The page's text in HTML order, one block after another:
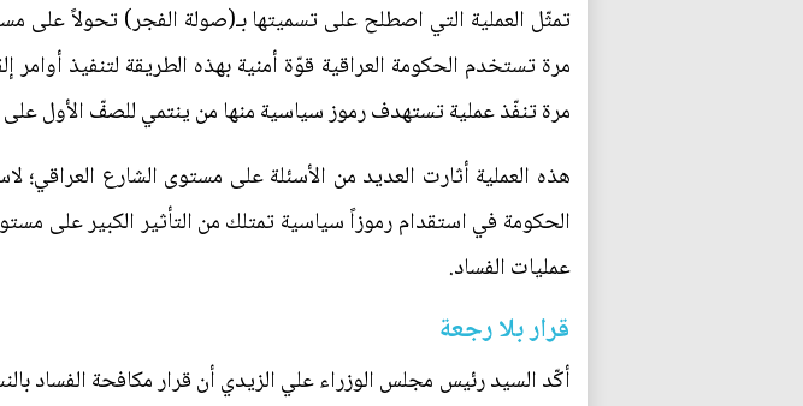
تمثّل العملية التي اصطلح على تسميتها بـ(صولة الفجر) تحولاً على
مرة تستخدم الحكومة العراقية قوّة أمنية بهذه الطريقة لتنفيذ أوامر
مرة تنفّذ عملية تستهدف رموز سياسية منها من ينتمي للصفّ الأول
هذه العملية أثارت العديد من الأسئلة على مستوى الشارع
الحكومة في استقدام رموزاً سياسية تمتلك من التأثير الكبير على
عمليات الفساد.
قرار بلا رجعة
أكّد السيد رئيس مجلس الوزراء علي الزيدي أن قرار مكافحة الفساد